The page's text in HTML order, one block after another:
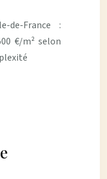
de-France :
€/m² selon